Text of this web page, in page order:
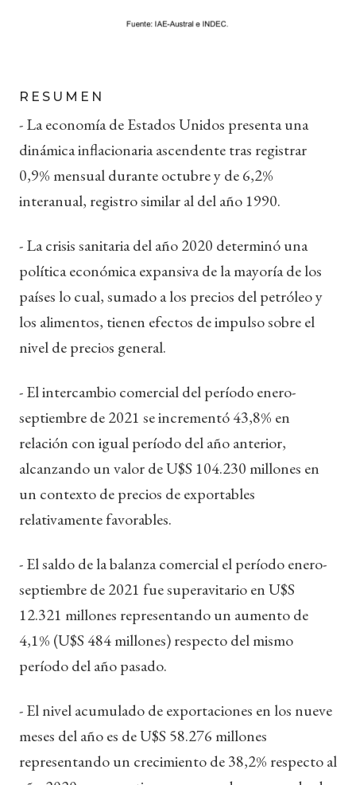
RESUMEN
- La economía de Estados Unidos presenta una
dinámica inflacionaria ascendente tras registrar
0,9% mensual durante octubre y de 6,2%
interanual, registro similar al del año 1990.
- La crisis sanitaria del año 2020 determinó una
política económica expansiva de la mayoría de los
países lo cual, sumado a los precios del petróleo y
los alimentos, tienen efectos de impulso sobre el
nivel de precios general.
- El intercambio comercial del período enero-
septiembre de 2021 se incrementó 43,8% en
relación con igual período del año anterior,
alcanzando un valor de U$S 104.230 millones en
un contexto de precios de exportables
relativamente favorables.
- El saldo de la balanza comercial el período enero-
septiembre de 2021 fue superavitario en U$S
12.321 millones representando un aumento de
4,1% (U$S 484 millones) respecto del mismo
período del año pasado.
- El nivel acumulado de exportaciones en los nueve
meses del año es de U$S 58.276 millones
representando un crecimiento de 38,2% respecto al